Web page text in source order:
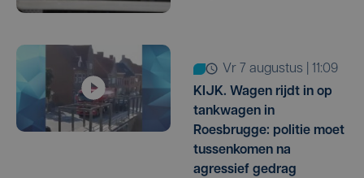
vr 7 augustus | 11:09
KIJK. Wagen rijdt in op
tankwagen in
Roesbrugge: politie moet
tussenkomen na
agressief gedrag